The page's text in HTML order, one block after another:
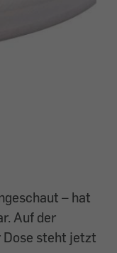
– hat
Auf der
Dose steht jetzt